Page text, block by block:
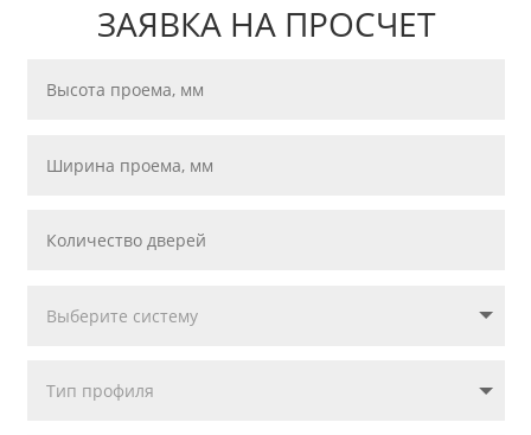
ЗАЯВКА НА ПРОСЧЕТ